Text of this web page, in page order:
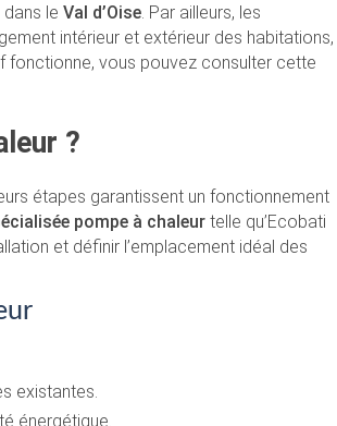
le Val d’Oise. Par ailleurs, les
intérieur et extérieur des habitations,
vous pouvez consulter cette
?
étapes garantissent un fonctionnement
pompe à chaleur telle qu’Ecobati
et définir l’emplacement idéal des
existantes.
énergétique.